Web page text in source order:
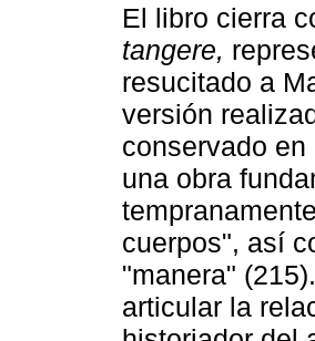
El libro cierra
tangere,
resucitado a
versión
conservado
una obra
cuerpos", así
"manera"
articular la